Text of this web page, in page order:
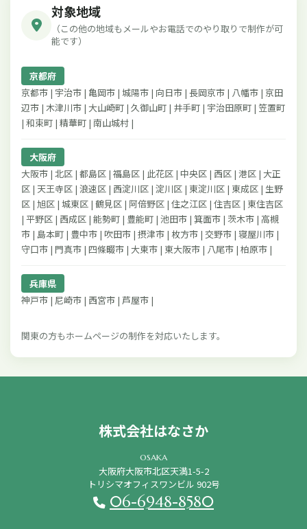
対象地域
（この他の地域もメールやお電話でのやり取りで制作が可
能です）
京都府
京都市 | 宇治市 | 亀岡市 | 城陽市 | 向日市 | 長岡京市 | 八幡市 | 京田
辺市 | 木津川市 | 大山崎町 | 久御山町 | 井手町 | 宇治田原町 | 笠置町
| 和束町 | 精華町 | 南山城村 |
大阪府
大阪市 | 北区 | 都島区 | 福島区 | 此花区 | 中央区 | 西区 | 港区 | 大正
区 | 天王寺区 | 浪速区 | 西淀川区 | 淀川区 | 東淀川区 | 東成区 | 生野
区 | 旭区 | 城東区 | 鶴見区 | 阿倍野区 | 住之江区 | 住吉区 | 東住吉区
| 平野区 | 西成区 | 能勢町 | 豊能町 | 池田市 | 箕面市 | 茨木市 | 高槻
市 | 島本町 | 豊中市 | 吹田市 | 摂津市 | 枚方市 | 交野市 | 寝屋川市 |
守口市 | 門真市 | 四條畷市 | 大東市 | 東大阪市 | 八尾市 | 柏原市 |
兵庫県
神戸市 | 尼崎市 | 西宮市 | 芦屋市 |
関東の方もホームページの制作を対応いたします。
株式会社はなさか
osaka
大阪府大阪市北区天満1-5-2
トリシマオフィスワンビル 902号
06-6948-8580